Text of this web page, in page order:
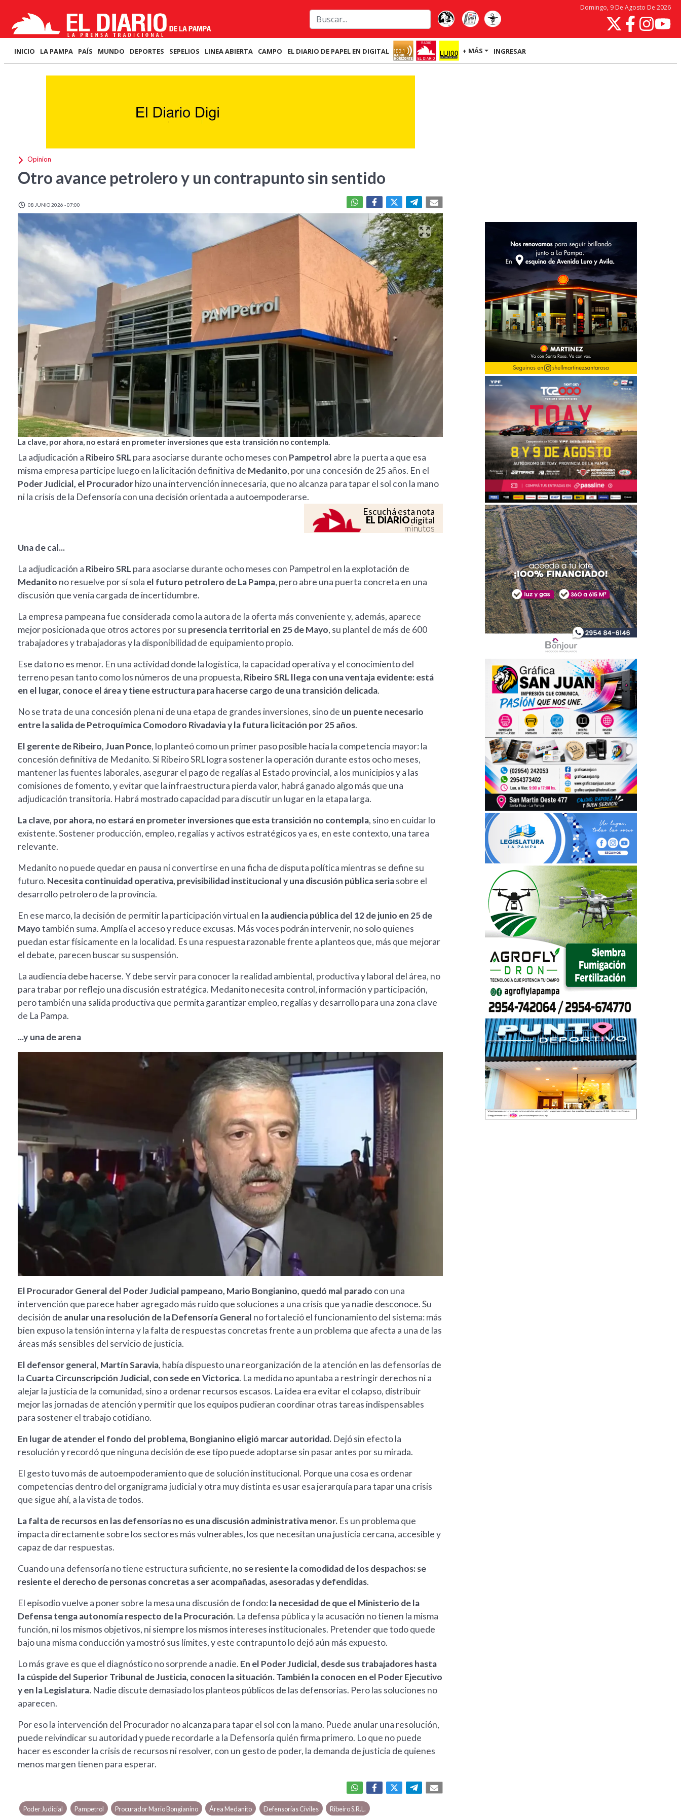
Domingo, 9 De Agosto De 2026
INICIO LA PAMPA PAÍS MUNDO DEPORTES SEPELIOS LINEA ABIERTA CAMPO EL DIARIO DE PAPEL EN DIGITAL + MÁS INGRESAR
Opinion
Otro avance petrolero y un contrapunto sin sentido
08 JUNIO 2026 - 07:00
La clave, por ahora, no estará en prometer inversiones que esta transición no contempla.
La adjudicación a Ribeiro SRLpara asociarse durante ocho meses con Pampetrol abre la puerta a que esa
misma empresa participe luego en la licitación definitiva de Medanito, por una concesión de 25 años. En el
Poder Judicial, el Procuradorhizo una intervención innecesaria, que no alcanza para tapar el sol con la mano
ni la crisis de la Defensoría con una decisión orientada a autoempoderarse.
Escuchá esta nota
EL DIARIOdigital
minutos
Una de cal...
La adjudicación a Ribeiro SRLpara asociarse durante ocho meses con Pampetrol en la explotación de
Medanito no resuelve por sí sola el futuro petrolero de La Pampa, pero abre una puerta concreta en una
discusión que venía cargada de incertidumbre.
La empresa pampeana fue considerada como la autora de la oferta más conveniente y, además, aparece
mejor posicionada que otros actores por su presencia territorial en 25 de Mayo, su plantel de más de 600
trabajadores y trabajadoras y la disponibilidad de equipamiento propio.
Ese dato no es menor. En una actividad donde la logística, la capacidad operativa y el conocimiento del
terreno pesan tanto como los números de una propuesta, Ribeiro SRL llega con una ventaja evidente: está
en el lugar, conoce el área y tiene estructura para hacerse cargo de una transición delicada.
No se trata de una concesión plena ni de una etapa de grandes inversiones, sino de un puente necesario
entre la salida de Petroquímica Comodoro Rivadavia y la futura licitación por 25 años.
El gerente de Ribeiro, Juan Ponce, lo planteó como un primer paso posible hacia la competencia mayor: la
concesión definitiva de Medanito. Si Ribeiro SRL logra sostener la operación durante estos ocho meses,
mantener las fuentes laborales, asegurar el pago de regalías al Estado provincial, a los municipios y a las
comisiones de fomento, y evitar que la infraestructura pierda valor, habrá ganado algo más que una
adjudicación transitoria. Habrá mostrado capacidad para discutir un lugar en la etapa larga.
La clave, por ahora, no estará en prometer inversiones que esta transición no contempla, sino en cuidar lo
existente. Sostener producción, empleo, regalías y activos estratégicos ya es, en este contexto, una tarea
relevante.
Medanito no puede quedar en pausa ni convertirse en una ficha de disputa política mientras se define su
futuro. Necesita continuidad operativa, previsibilidad institucional y una discusión pública seriasobre el
desarrollo petrolero de la provincia.
En ese marco, la decisión de permitir la participación virtual en la audiencia pública del 12 de junio en 25 de
Mayotambién suma. Amplía el acceso y reduce excusas. Más voces podrán intervenir, no solo quienes
puedan estar físicamente en la localidad. Es una respuesta razonable frente a planteos que, más que mejorar
el debate, parecen buscar su suspensión.
La audiencia debe hacerse. Y debe servir para conocer la realidad ambiental, productiva y laboral del área, no
para trabar por reflejo una discusión estratégica. Medanito necesita control, información y participación,
pero también una salida productiva que permita garantizar empleo, regalías y desarrollo para una zona clave
de La Pampa.
...y una de arena
El Procurador General del Poder Judicial pampeano, Mario Bongianino, quedó mal parado con una
intervención que parece haber agregado más ruido que soluciones a una crisis que ya nadie desconoce. Su
decisión de anular una resolución de la Defensoría General no fortaleció el funcionamiento del sistema: más
bien expuso la tensión interna y la falta de respuestas concretas frente a un problema que afecta a una de las
áreas más sensibles del servicio de justicia.
El defensor general, Martín Saravia, había dispuesto una reorganización de la atención en las defensorías de
la Cuarta Circunscripción Judicial, con sede en Victorica. La medida no apuntaba a restringir derechos ni a
alejar la justicia de la comunidad, sino a ordenar recursos escasos. La idea era evitar el colapso, distribuir
mejor las jornadas de atención y permitir que los equipos pudieran coordinar otras tareas indispensables
para sostener el trabajo cotidiano.
En lugar de atender el fondo del problema, Bongianino eligió marcar autoridad. Dejó sin efecto la
resolución y recordó que ninguna decisión de ese tipo puede adoptarse sin pasar antes por su mirada.
El gesto tuvo más de autoempoderamiento que de solución institucional. Porque una cosa es ordenar
competencias dentro del organigrama judicial y otra muy distinta es usar esa jerarquía para tapar una crisis
que sigue ahí, a la vista de todos.
La falta de recursos en las defensorías no es una discusión administrativa menor. Es un problema que
impacta directamente sobre los sectores más vulnerables, los que necesitan una justicia cercana, accesible y
capaz de dar respuestas.
Cuando una defensoría no tiene estructura suficiente, no se resiente la comodidad de los despachos: se
resiente el derecho de personas concretas a ser acompañadas, asesoradas y defendidas.
El episodio vuelve a poner sobre la mesa una discusión de fondo:la necesidad de que el Ministerio de la
Defensa tenga autonomía respecto de la Procuración. La defensa pública y la acusación no tienen la misma
función, ni los mismos objetivos, ni siempre los mismos intereses institucionales. Pretender que todo quede
bajo una misma conducción ya mostró sus límites, y este contrapunto lo dejó aún más expuesto.
Lo más grave es que el diagnóstico no sorprende a nadie. En el Poder Judicial, desde sus trabajadores hasta
la cúspide del Superior Tribunal de Justicia, conocen la situación.También la conocen en el Poder Ejecutivo
y en la Legislatura. Nadie discute demasiado los planteos públicos de las defensorías. Pero las soluciones no
aparecen.
Por eso la intervención del Procurador no alcanza para tapar el sol con la mano. Puede anular una resolución,
puede reivindicar su autoridad y puede recordarle a la Defensoría quién firma primero. Lo que no puede
hacer es esconder la crisis de recursos ni resolver, con un gesto de poder, la demanda de justicia de quienes
menos margen tienen para esperar.
Poder Judicial Pampetrol Procurador Mario Bongianino Área Medanito Defensorías Civiles Ribeiro S.R.L.